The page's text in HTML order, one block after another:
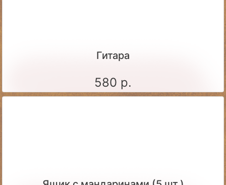
Гитара
580 р.